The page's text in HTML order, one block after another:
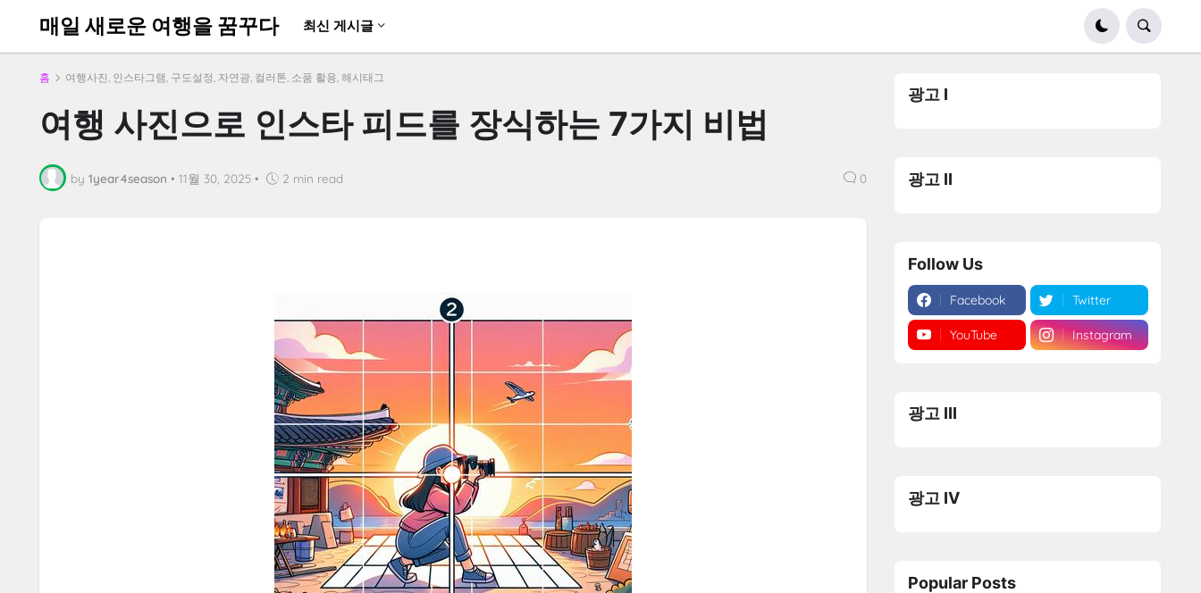
매일 새로운 여행을 꿈꾸다 최신 게시글
홈 여행사진, 인스타그램, 구도설정, 자연광, 컬러톤, 소품 활용, 해시태그
여행 사진으로 인스타 피드를 장식하는 7가지 비법
by 1year4season • 11월 30, 2025 • 2 min read 0
광고 I
광고 II
Follow Us
Facebook Twitter
YouTube Instagram
광고 III
광고 IV
Popular Posts